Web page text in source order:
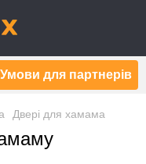
Умови для партнерів
Двері для хамама